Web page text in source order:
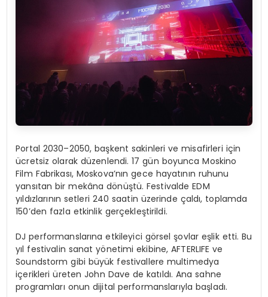
Portal 2030–2050, başkent sakinleri ve misafirleri için
ücretsiz olarak düzenlendi. 17 gün boyunca Moskino
Film Fabrikası, Moskova’nın gece hayatının ruhunu
yansıtan bir mekâna dönüştü. Festivalde EDM
yıldızlarının setleri 240 saatin üzerinde çaldı, toplamda
150’den fazla etkinlik gerçekleştirildi.
DJ performanslarına etkileyici görsel şovlar eşlik etti. Bu
yıl festivalin sanat yönetimi ekibine, AFTERLIFE ve
Soundstorm gibi büyük festivallere multimedya
içerikleri üreten John Dave de katıldı. Ana sahne
programları onun dijital performanslarıyla başladı.